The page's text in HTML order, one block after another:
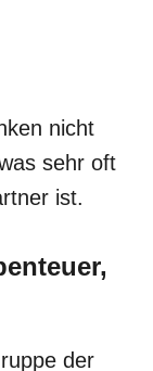
nicht
sehr oft
ist.
der